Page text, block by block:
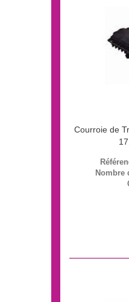
Courroie de
Nombre